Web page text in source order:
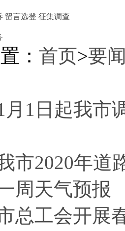
留言选登 征集调查
： 首页>要
月1日起我市
市2020年道
周天气预报
总工会开展